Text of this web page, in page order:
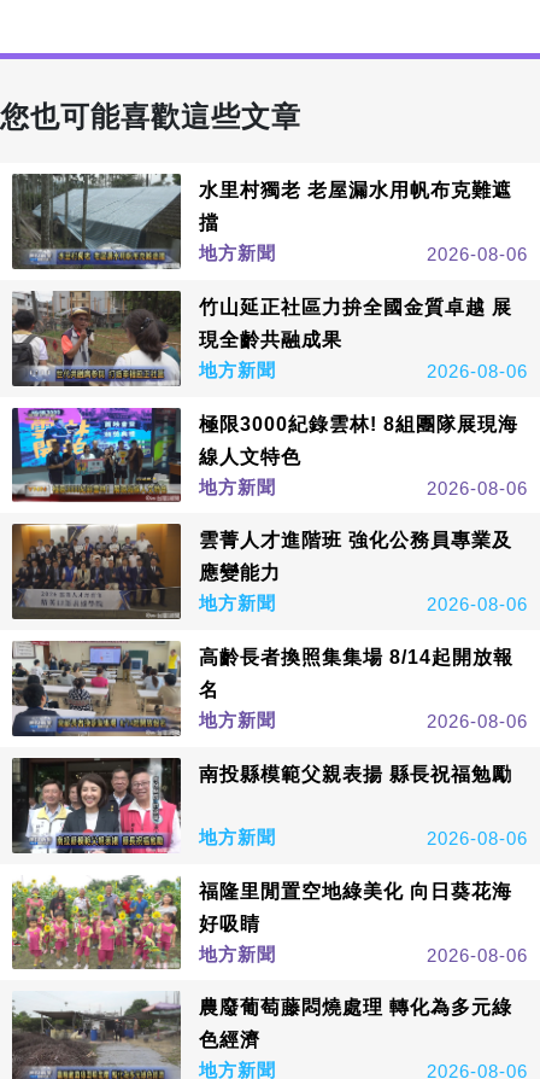
您也可能喜歡這些文章
水里村獨老 老屋漏水用帆布克難遮
擋
地方新聞
2026-08-06
竹山延正社區力拚全國金質卓越 展
現全齡共融成果
地方新聞
2026-08-06
極限3000紀錄雲林! 8組團隊展現海
線人文特色
地方新聞
2026-08-06
雲菁人才進階班 強化公務員專業及
應變能力
地方新聞
2026-08-06
高齡長者換照集集場 8/14起開放報
名
地方新聞
2026-08-06
南投縣模範父親表揚 縣長祝福勉勵
地方新聞 2026-08-06
福隆里閒置空地綠美化 向日葵花海
好吸睛
地方新聞
2026-08-06
農廢葡萄藤悶燒處理 轉化為多元綠
色經濟
地方新聞
2026-08-06